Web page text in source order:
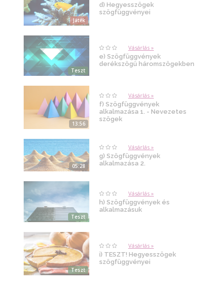
Játék
d) Hegyesszögek
szögfüggvényei
Teszt
Vásárlás »
e) Szögfüggvények
derékszögű háromszögekben
13:56
Vásárlás »
f) Szögfüggvények
alkalmazása 1. - Nevezetes
szögek
05:28
Vásárlás »
g) Szögfüggvények
alkalmazása 2.
Teszt
Vásárlás »
h) Szögfüggvények és
alkalmazásuk
Teszt
Vásárlás »
i) TESZT! Hegyesszögek
szögfüggvényei